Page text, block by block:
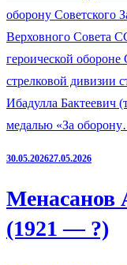
оборону Советского
Верховного Совета
героической обороне
стрелковой дивизии
Ибадулла Бактеевич
медалью «За
30.05.202627.05.2026
Менасанов
(1921 — ?)